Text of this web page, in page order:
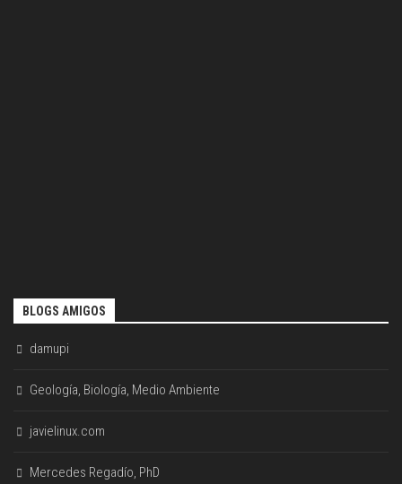
BLOGS AMIGOS
damupi
Geología, Biología, Medio Ambiente
javielinux.com
Mercedes Regadío, PhD